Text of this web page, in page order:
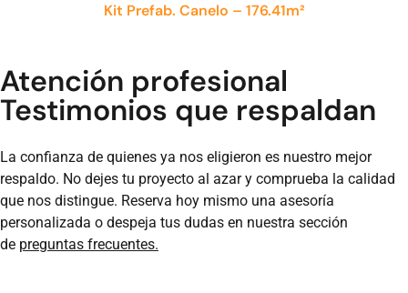
Kit Prefab. Canelo – 176.41m²
Atención profesional
Testimonios que respaldan
La confianza de quienes ya nos eligieron es nuestro mejor
respaldo. No dejes tu proyecto al azar y comprueba la calidad
que nos distingue. Reserva hoy mismo una asesoría
personalizada o despeja tus dudas en nuestra sección
de preguntas frecuentes.